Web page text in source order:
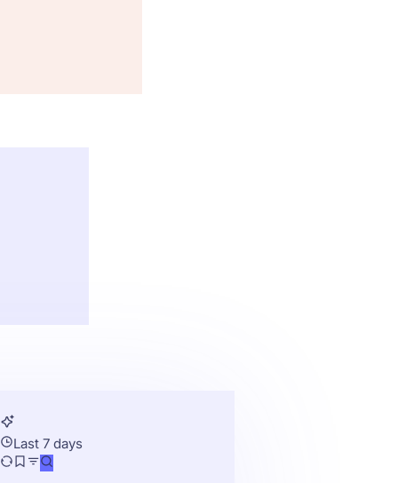
Last 7 days